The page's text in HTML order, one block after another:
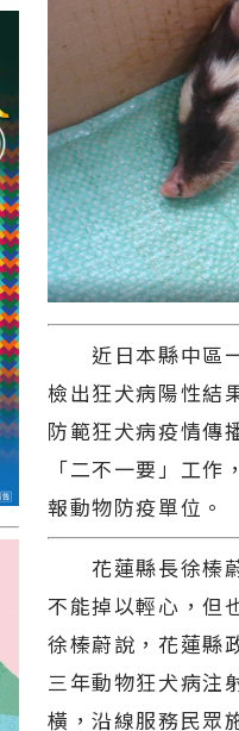
近日本縣中區一
檢出狂犬病陽性結
防範狂犬病疫情傳
「二不一要」工
報動物防疫單位。
花蓮縣長徐榛蔚
不能掉以輕心，但
徐榛蔚說，花蓮縣
三年動物狂犬病注
橫，沿線服務民眾